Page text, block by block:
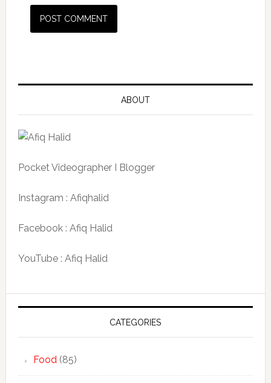
ABOUT
Pocket Videographer I Blogger
Instagram : Afiqhalid
Facebook : Afiq Halid
YouTube : Afiq Halid
CATEGORIES
Food(85)